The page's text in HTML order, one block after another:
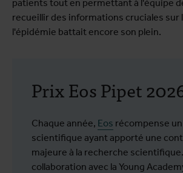
patients tout en permettant à l'équipe
recueillir des informations cruciales sur
l'épidémie battait encore son plein.
Prix Eos Pipet
Chaque année, Eos récompense
scientifique ayant apporté une
majeure à la recherche
collaboration avec la Young